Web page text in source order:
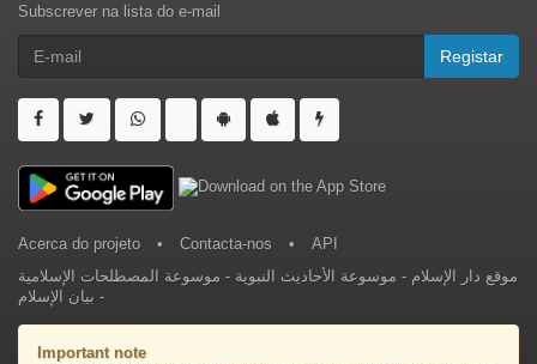
Subscrever na lista do e-mail
Registar
Acerca do projeto • Contacta-nos •
API
موقع دار الإسلام - موسوعة الأحاديث النبوية - موسوعة المصطلحات الإسلامية
- بيان الإسلام
Important note